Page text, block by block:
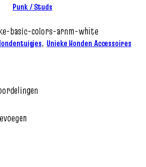
Punk / Studs
basic-colors-arnm-white
, Unieke Honden Accessoires